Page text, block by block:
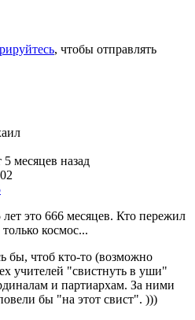
, чтобы отправлять
5 месяцев назад
это 666 месяцев. Кто пережил
космос...
бы, чтоб кто-то (возможно
учителей "свистнуть в уши"
и партиархам. За ними
бы "на этот свист". )))